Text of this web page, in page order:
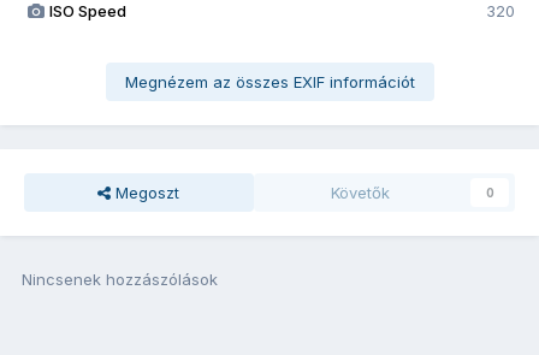
ISO Speed 320
Megnézem az összes EXIF információt
Megoszt Követők 0
Nincsenek hozzászólások